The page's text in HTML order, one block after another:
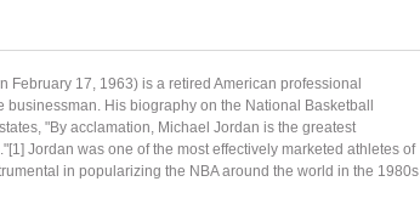
February 17, 1963) is a retired American professional
businessman. His biography on the National Basketball
"By acclamation, Michael Jordan is the greatest
Jordan was one of the most effectively marketed athletes of
in popularizing the NBA around the world in the 1980s